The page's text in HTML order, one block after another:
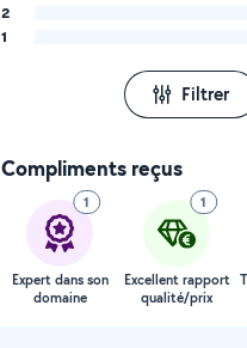
2
1
Filtrer
Compliments reçus
1
Expert dans son
domaine
1
Excellent rapport
qualité/prix